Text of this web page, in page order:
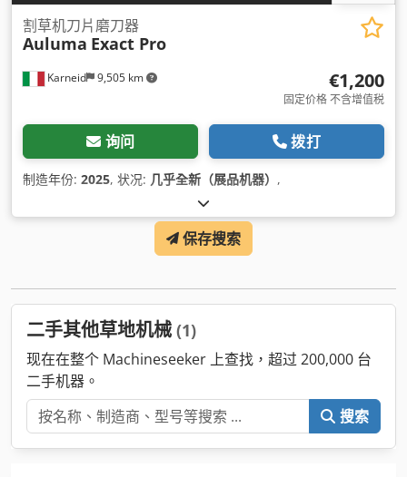
Karneid 9,505 km
割草机刀片磨刀器
Auluma Exact Pro
€1,200
固定价格 不含增值税
询问 拨打
制造年份: 2025, 状况: 几乎全新（展品机器） ,
保存搜索
二手其他草地机械 (1)
现在在整个 Machineseeker 上查找，超过 200,000 台
二手机器。
搜索